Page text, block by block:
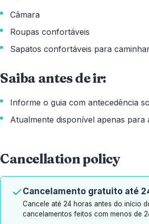
Câmara
Roupas confortáveis
Sapatos confortáveis para
Saiba antes de ir:
Informe o guia com antecedência
Atualmente disponível apenas para
Cancellation policy
Cancelamento gratuito até
Cancele até 24 horas antes do início
cancelamentos feitos com menos de